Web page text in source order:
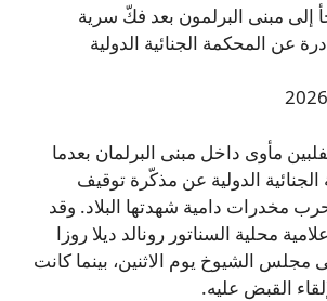
إلى مبنى البرلمون بعد فكّ سرية
عن المحكمة الجنائية الدولية
مأوى داخل مبنى البرلمان بعدما
الدولية عن مذكّرة توقيف
مخدرات دامية شهدتها البلاد. وقد
محلية السناتور رونالد ديلا روزا
مجلس الشيوخ يوم الاثنين، بينما كانت
القبض عليه.